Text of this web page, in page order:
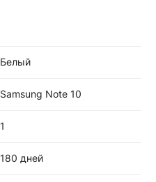
Белый
Samsung Note 10
1
180 дней